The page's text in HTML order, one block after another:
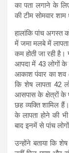
का पता लगाने के
की टीम सोमवार शाम
हालांकि पांच अगस्त
में जमा मलबे में
कम होती जा रही
आपदा में 43 लोगों के
आकाश पंवार का शव
कि शेष लापता 42
आसपास के क्षेत्रों के
छह व्यक्ति शामिल
के लापता होने की
बाद इनमें से पांच
उन्होंने बताया कि